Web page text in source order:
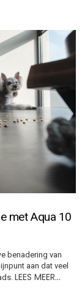
met Aqua 10
benadering van
aan dat veel
LEES MEER…